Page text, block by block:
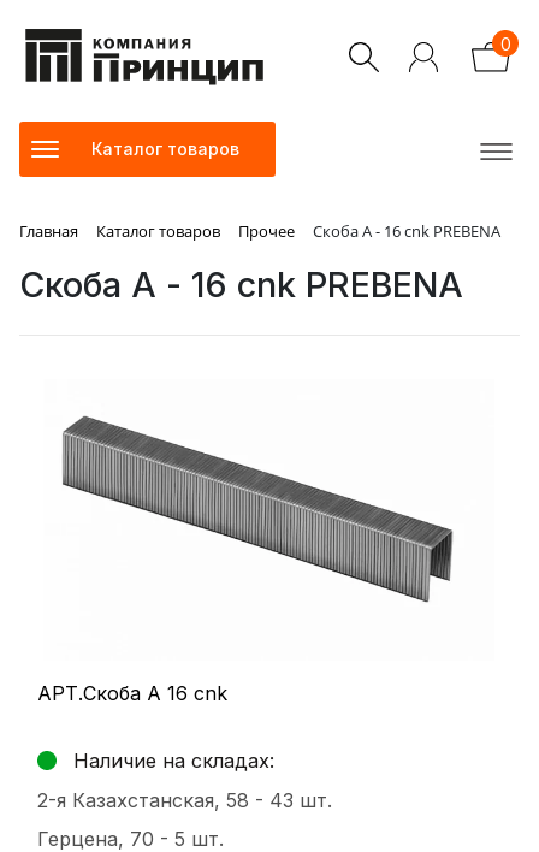
0
Каталог товаров
Главная Каталог товаров Прочее Скоба А - 16 cnk PREBENA
Скоба А - 16 cnk PREBENA
АРТ.Скоба А 16 cnk
Наличие на складах:
2-я Казахстанская, 58 - 43 шт.
Герцена, 70 - 5 шт.